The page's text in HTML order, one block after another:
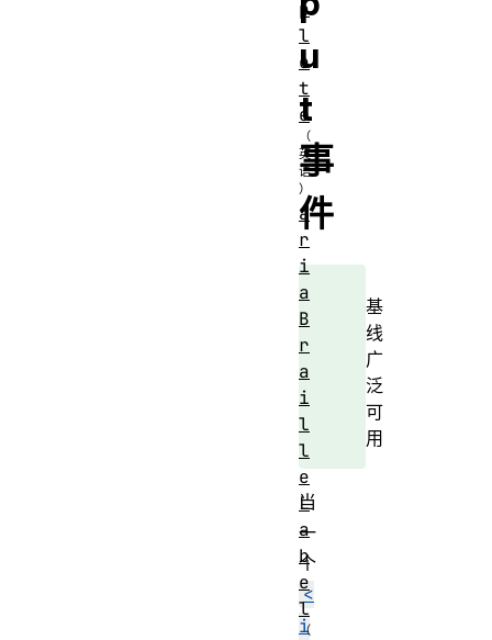
u
t
事
件
基
线
广
泛
可
用
当
一
个
<
i
p
l
e
t
e
a
r
i
a
B
r
a
i
l
l
e
L
a
b
e
l